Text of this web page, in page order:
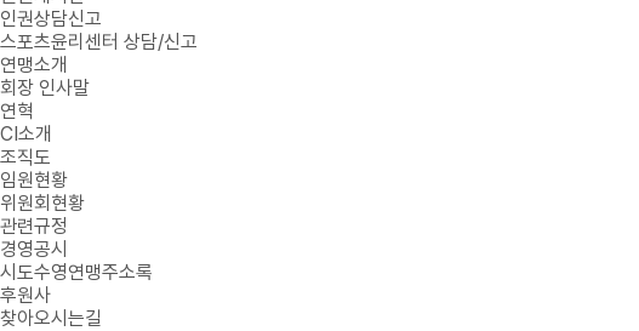
인권상담신고
스포츠윤리센터 상담/신고
연맹소개
회장 인사말
연혁
CI소개
조직도
임원현황
위원회현황
관련규정
경영공시
시도수영연맹주소록
후원사
찾아오시는길